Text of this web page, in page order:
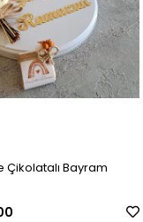
Çikolatalı Bayram